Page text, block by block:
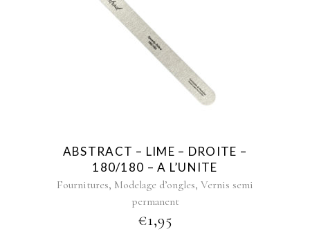
ABSTRACT – LIME – DROITE –
180/180 – A L’UNITE
Fournitures, Modelage d’ongles, Vernis semi
permanent
€1,95